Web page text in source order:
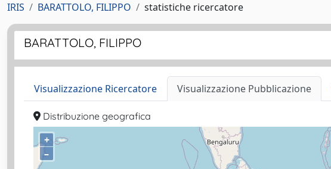
IRIS BARATTOLO, FILIPPO statistiche ricercatore
BARATTOLO, FILIPPO
Visualizzazione Ricercatore Visualizzazione Pubblicazione
Distribuzione geografica
+
–